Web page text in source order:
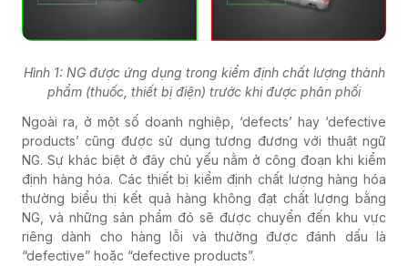
Hình 1: NG được ứng dụng trong kiểm định chất lượng thành
phẩm (thuốc, thiết bị điện) trước khi được phân phối
Ngoài ra, ở một số doanh nghiệp, ‘defects’ hay ‘defective
products’ cũng được sử dụng tương đương với thuật ngữ
NG. Sự khác biệt ở đây chủ yếu nằm ở công đoạn khi kiểm
định hàng hóa. Các thiết bị kiểm định chất lượng hàng hóa
thường biểu thị kết quả hàng không đạt chất lượng bằng
NG, và những sản phẩm đó sẽ được chuyển đến khu vực
riêng dành cho hàng lỗi và thường được đánh dấu là
“defective” hoặc “defective products”.